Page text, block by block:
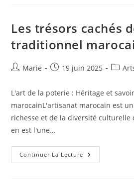
Hébergements
Abordables
De
Vos
Les trésors cachés
traditionnel
Auteur/autrice
la
publication :
Marie
Publication
19 juin 2025
Post
L'art de la poterie : Héritage et
marocainL'artisanat marocain est
richesse et de la diversité culturelle
en est l'une…
Continuer La Lecture Les
Trésors